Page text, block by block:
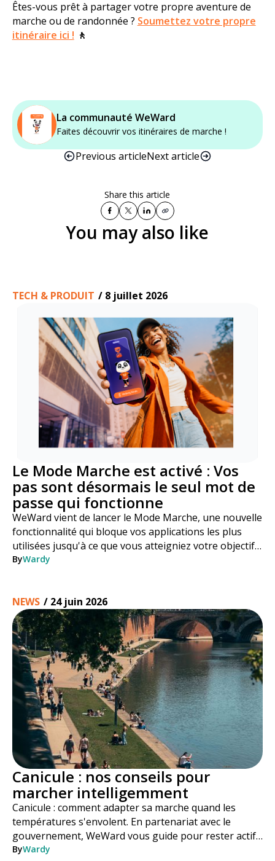
Êtes-vous prêt à partager votre propre aventure de
marche ou de randonnée ? Soumettez votre propre
itinéraire ici ! 🚶 ‍ ‍
La communauté WeWard
Faites découvrir vos itinéraires de marche !
Previous articleNext article
Share this article
You may also like
TECH & PRODUIT / 8 juillet 2026
Le Mode Marche est activé : Vos
pas sont désormais le seul mot de
passe qui fonctionne
WeWard vient de lancer le Mode Marche, une nouvelle
fonctionnalité qui bloque vos applications les plus
utilisées jusqu'à ce que vous atteigniez votre objectif
de pas. Voici comment cela fonctionne, étape par
ByWardy
NEWS / 24 juin 2026
Canicule : nos conseils pour
marcher intelligemment
Canicule : comment adapter sa marche quand les
températures s'envolent. En partenariat avec le
gouvernement, WeWard vous guide pour rester actif
en toute sécurité tout l'été.
ByWardy